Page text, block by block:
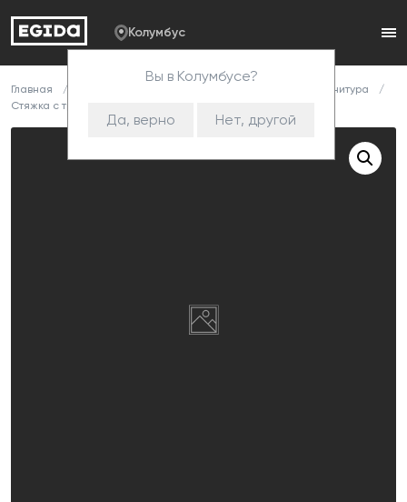
Колумбус
Вы в Колумбусе?
Да, верно Нет, другой
Главная
Корпусная фурнитура
Стяжка с трубой 15х15 (1425)